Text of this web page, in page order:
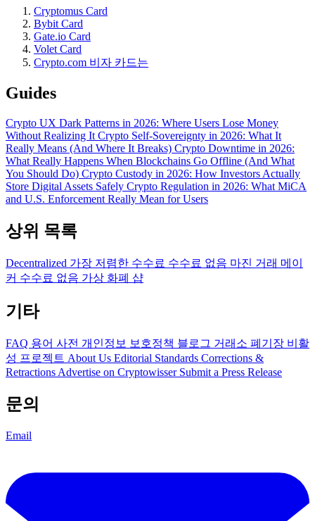
Cryptomus Card
Bybit Card
Gate.io Card
Volet Card
Crypto.com 비자 카드는
Guides
Crypto UX Dark Patterns in 2026: Where Users Lose Money
Without Realizing It Crypto Self-Sovereignty in 2026: What It
Really Means (And Where It Breaks) Crypto Downtime in 2026:
What Really Happens When Blockchains Go Offline (And What
You Should Do) Crypto Custody in 2026: How Investors Actually
Store Digital Assets Safely Crypto Regulation in 2026: What MiCA
and U.S. Enforcement Really Mean for Users
상위 목록
Decentralized 가장 저렴한 수수료 수수료 없음 마진 거래 메이
커 수수료 없음 가상 화폐 샵
기타
FAQ 용어 사전 개인정보 보호정책 블로그 거래소 폐기장 비활
성 프로젝트 About Us Editorial Standards Corrections &
Retractions Advertise on Cryptowisser Submit a Press Release
문의
Email